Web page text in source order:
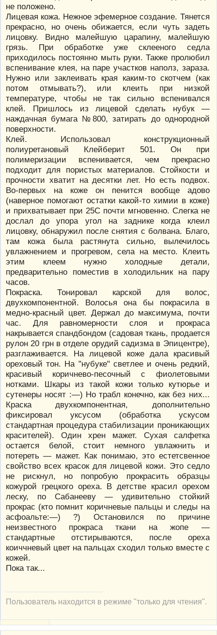
не положено.
Лицевая кожа. Нежное эфемерное создание. Тянется
прекрасно, но очень обижается, если чуть задеть
лицовку. Видно малейшую царапину, малейшую
грязь. При обработке уже склееного седла
приходилось постоянно мыть руки. Также пролюбил
вспенивание клея, на паре участков наполз, зараза.
Нужно или заклеивать края каким-то скотчем (как
потом отмывать?), или клеить при низкой
температуре, чтобы не так сильно вспенивался
клей. Пришлось из лицевой сделать нубук —
наждачная бумага №800, затирать до однородной
поверхности.
Клей. Использовал конструкционный
полиуретановый Клейберит 501. Он при
полимеризации вспенивается, чем прекрасно
подходит для пористых материалов. Стойкости и
прочности хватит на десятки лет. Но есть подвох.
Во-первых на коже он пенится вообще адово
(наверное помогают остатки какой-то химии в коже)
и прихватывает при 25С почти мгновенно. Слегка не
дослал до упора угол на заднике когда клеил
лицовку, обнаружил после снятия с болвана. Благо,
там кожа была растянута сильно, вылечилось
увлажнением и прогревом, села на место. Клеить
этим клеем нужно холодные детали,
предварительно поместив в холодильник на пару
часов.
Покраска. Тонировал карской для волос,
двухкомпонентной. Волосья она бы покрасила в
медно-красный цвет. Держал до максимума, почти
час. Для равномерности слоя и прокраса
накрывается спандбондом (садовая ткань, продается
рулон 20 грн в отделе орудий садизма в Эпицентре),
разглаживается. На лицевой коже дала красивый
ореховый тон. На "нубуке" светлее и очень редкий,
красивый коричнево-песочный с фиолетовыми
нотками. Шкары из такой кожи только кутюрье и
сутенеры носят :—) Но трабл конечно, как без них...
Краска двухкомпонентная, дополнительно
фиксировал уксусом (обработка ускусом
стандартная процедура стабилизации проникающих
красителей). Один хрен мажет. Сухая салфетка
остается белой, стоит немного увлажнить и
потереть — мажет. Как понимаю, это естетсвенное
свойство всех красок для лицевой кожи. Это седло
не рискнул, но попробую прокрасить образцы
кожурой грецкого ореха. В детстве красил орехом
леску, по Сабанееву — удивительно стойкий
прокрас (кто помнит коричневые пальцы и следы на
асфоальте:—) ?) Остановился по причине
неизвестного прокраса ткани на жопе —
стандартные отстирываются, после ореха
коиччневый цвет на пальцах сходил только вместе с
кожей.
Пока так...
Пользователь находится в режиме "только для чтения".